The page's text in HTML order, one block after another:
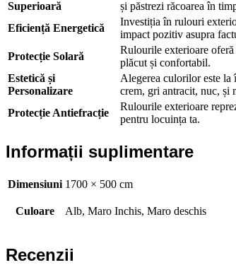
Superioară
și păstrezi răcoarea în
Eficiență Energetică
Investiția în rulouri
impact pozitiv asupra
Protecție Solară
Rulourile exterioare
plăcut și confortabil.
Estetică și
Personalizare
Alegerea culorilor este la
crem, gri antracit, nuc, și
Protecție Antiefracție
Rulourile exterioare
pentru locuința ta.
Informații suplimentare
Dimensiuni 1700 × 500 cm
Culoare Alb, Maro Inchis, Maro deschis
Recenzii